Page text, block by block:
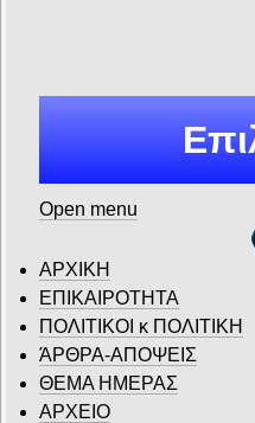
Open menu
ΑΡΧΙΚΗ
ΕΠΙΚΑΙΡΟΤΗΤΑ
ΠΟΛΙΤΙΚΟΙ κ ΠΟΛΙΤΙΚΗ
ΆΡΘΡΑ-ΑΠΟΨΕΙΣ
ΘΕΜΑ ΗΜΕΡΑΣ
ΑΡΧΕΙΟ